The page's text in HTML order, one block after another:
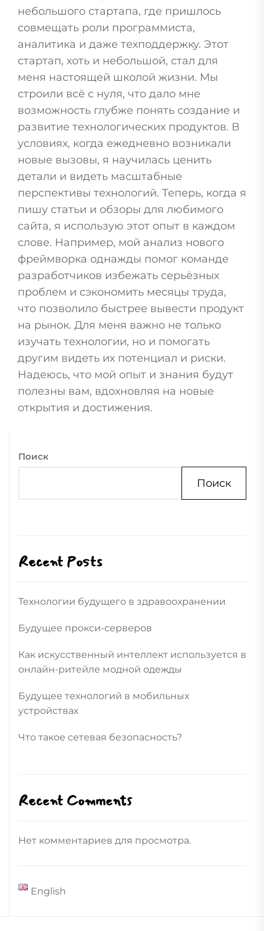
небольшого стартапа, где пришлось
совмещать роли программиста,
аналитика и даже техподдержку. Этот
стартап, хоть и небольшой, стал для
меня настоящей школой жизни. Мы
строили всё с нуля, что дало мне
возможность глубже понять создание и
развитие технологических продуктов. В
условиях, когда ежедневно возникали
новые вызовы, я научилась ценить
детали и видеть масштабные
перспективы технологий. Теперь, когда я
пишу статьи и обзоры для любимого
сайта, я использую этот опыт в каждом
слове. Например, мой анализ нового
фреймворка однажды помог команде
разработчиков избежать серьёзных
проблем и сэкономить месяцы труда,
что позволило быстрее вывести продукт
на рынок. Для меня важно не только
изучать технологии, но и помогать
другим видеть их потенциал и риски.
Надеюсь, что мой опыт и знания будут
полезны вам, вдохновляя на новые
открытия и достижения.
Поиск
Поиск
Recent Posts
Технологии будущего в здравоохранении
Будущее прокси-серверов
Как искусственный интеллект используется в
онлайн-ритейле модной одежды
Будущее технологий в мобильных
устройствах
Что такое сетевая безопасность?
Recent Comments
Нет комментариев для просмотра.
English